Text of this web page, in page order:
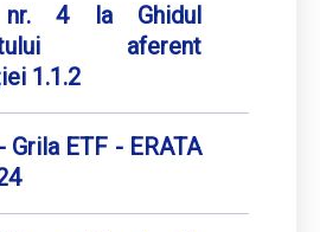
nr. 4 la Ghidul
aferent
1.1.2
Grila ETF - ERATA